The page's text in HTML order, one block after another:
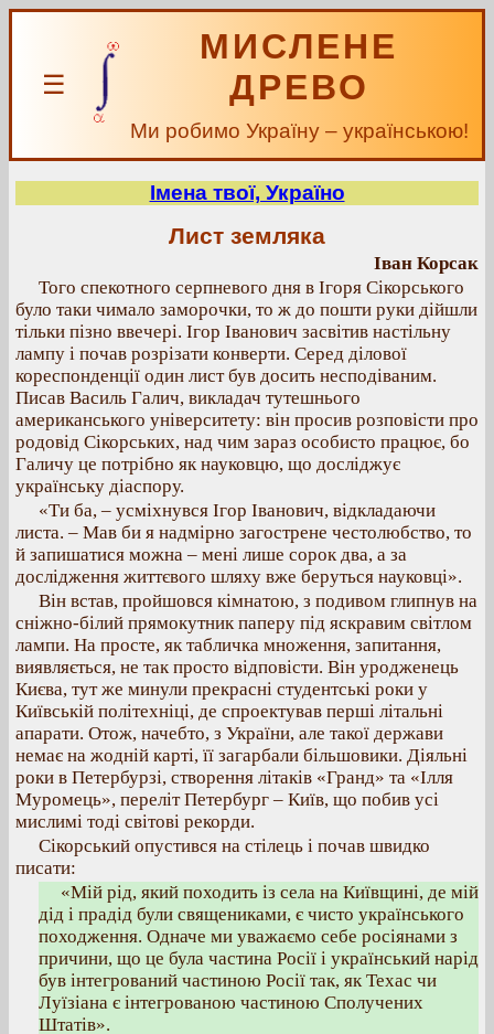
☰
МИСЛЕНЕ
ДРЕВО
Ми робимо Україну – українською!
Імена твої, Україно
Лист земляка
Іван Корсак
Того спекотного серпневого дня в Ігоря Сікорського
було таки чимало заморочки, то ж до пошти руки дійшли
тільки пізно ввечері. Ігор Іванович засвітив настільну
лампу і почав розрізати конверти. Серед ділової
кореспонденції один лист був досить несподіваним.
Писав Василь Галич, викладач тутешнього
американського університету: він просив розповісти про
родовід Сікорських, над чим зараз особисто працює, бо
Галичу це потрібно як науковцю, що досліджує
українську діаспору.
«Ти ба, – усміхнувся Ігор Іванович, відкладаючи
листа. – Мав би я надмірно загострене честолюбство, то
й запишатися можна – мені лише сорок два, а за
дослідження життєвого шляху вже беруться науковці».
Він встав, пройшовся кімнатою, з подивом глипнув на
сніжно-білий прямокутник паперу під яскравим світлом
лампи. На просте, як табличка множення, запитання,
виявляється, не так просто відповісти. Він уродженець
Києва, тут же минули прекрасні студентські роки у
Київській політехніці, де спроектував перші літальні
апарати. Отож, начебто, з України, але такої держави
немає на жодній карті, її загарбали більшовики. Діяльні
роки в Петербурзі, створення літаків «Гранд» та «Ілля
Муромець», переліт Петербург – Київ, що побив усі
мислимі тоді світові рекорди.
Сікорський опустився на стілець і почав швидко
писати:
«Мій рід, який походить із села на Київщині, де мій
дід і прадід були священиками, є чисто українського
походження. Одначе ми уважаємо себе росіянами з
причини, що це була частина Росії і український нарід
був інтегрований частиною Росії так, як Техас чи
Луїзіана є інтегрованою частиною Сполучених
Штатів».